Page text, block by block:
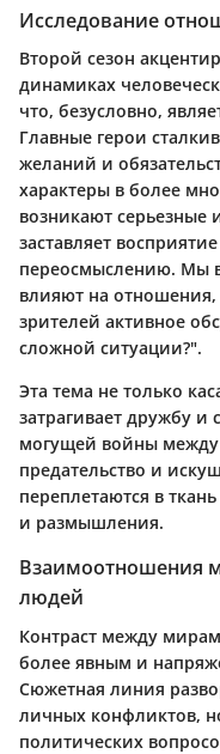
Исследование
Второй сезон
динамиках
что, безусловно,
Главные герои
желаний и
характеры в более
возникают серьезные
заставляет
переосмыслению. Мы
влияют на отношения,
зрителей активное
сложной ситуации?".
Эта тема не только
затрагивает дружбу и
могущей войны
предательство и
переплетаются в
и размышления.
Взаимоотношения
людей
Контраст между
более явным и
Сюжетная линия
личных конфликтов,
политических